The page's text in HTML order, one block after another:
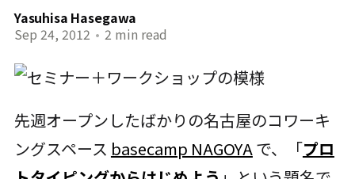
Yasuhisa Hasegawa
Sep 24, 2012 • 2 min read
先週オープンしたばかりの名古屋のコワーキ
ングスペース basecamp NAGOYAで、「プロ